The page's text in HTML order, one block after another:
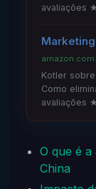
avaliações
Kotler
Como
avaliações
O que é
China